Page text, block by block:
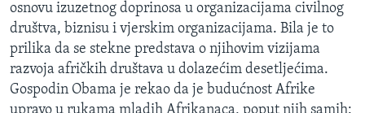
osnovu izuzetnog doprinosa u organizacijama civilnog
društva, biznisu i vjerskim organizacijama. Bila je to
prilika da se stekne predstava o njihovim vizijama
razvoja afričkih društava u dolazećim desetljećima.
Gospodin Obama je rekao da je budućnost Afrike